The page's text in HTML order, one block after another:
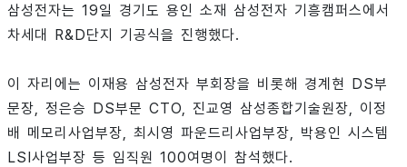
삼성전자는 19일 경기도 용인 소재 삼성전자 기흥캠퍼스에서
차세대 R&D단지 기공식을 진행했다.
이 자리에는 이재용 삼성전자 부회장을 비롯해 경계현 DS부
문장, 정은승 DS부문 CTO, 진교영 삼성종합기술원장, 이정
배 메모리사업부장, 최시영 파운드리사업부장, 박용인 시스템
LSI사업부장 등 임직원 100여명이 참석했다.